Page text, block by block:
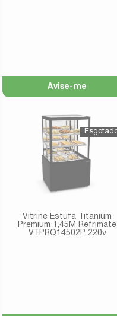
Avise-me
Vitrine Estufa Titanium
Premium 1,45M Refrimate
VTPRQ14502P 220v